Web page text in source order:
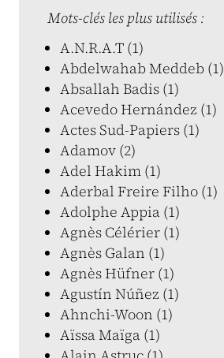
Mots-clés les plus utilisés :
A.N.R.A.T (1)
Abdelwahab Meddeb (1)
Absallah Badis (1)
Acevedo Hernández (1)
Actes Sud-Papiers (1)
Adamov (2)
Adel Hakim (1)
Aderbal Freire Filho (1)
Adolphe Appia (1)
Agnès Célérier (1)
Agnès Galan (1)
Agnès Hüfner (1)
Agustín Núñez (1)
Ahnchi-Woon (1)
Aïssa Maïga (1)